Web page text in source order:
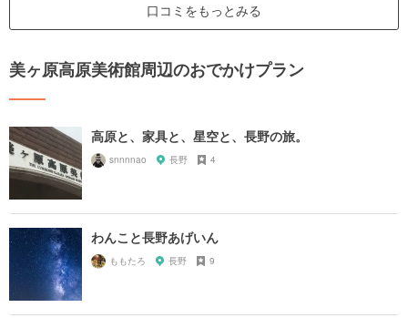
口コミをもっとみる
美ヶ原高原美術館周辺のおでかけプラン
高原と、家具と、星空と、長野の旅。
snnnnao 長野 4
わんこと長野あげいん
ももたろ 長野 9